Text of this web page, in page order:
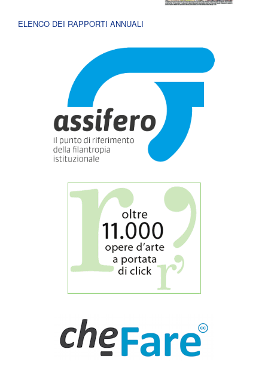
ELENCO DEI RAPPORTI ANNUALI